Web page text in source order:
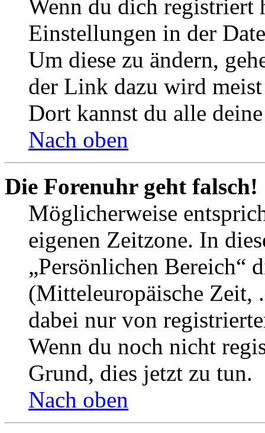
Wenn du dich registriert
Einstellungen in der
Um diese zu ändern,
der Link dazu wird
Dort kannst du alle
Nach oben
Die Forenuhr geht falsch!
Möglicherweise
eigenen Zeitzone. In
„Persönlichen Bereich“
(Mitteleuropäische Zeit,
dabei nur von
Wenn du noch nicht
Grund, dies jetzt zu tun.
Nach oben